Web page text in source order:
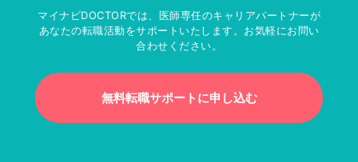
マイナビDOCTORでは、医師専任のキャリアパートナーが
あなたの転職活動をサポートいたします。お気軽にお問い
合わせください。
無料転職サポートに申し込む